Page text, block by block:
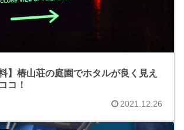
】椿山荘の庭園でホタルが良く見え
コ！
2021.12.26